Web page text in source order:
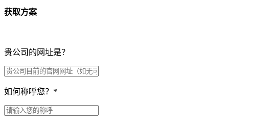
获取方案
贵公司的网址是？
如何称呼您？ *